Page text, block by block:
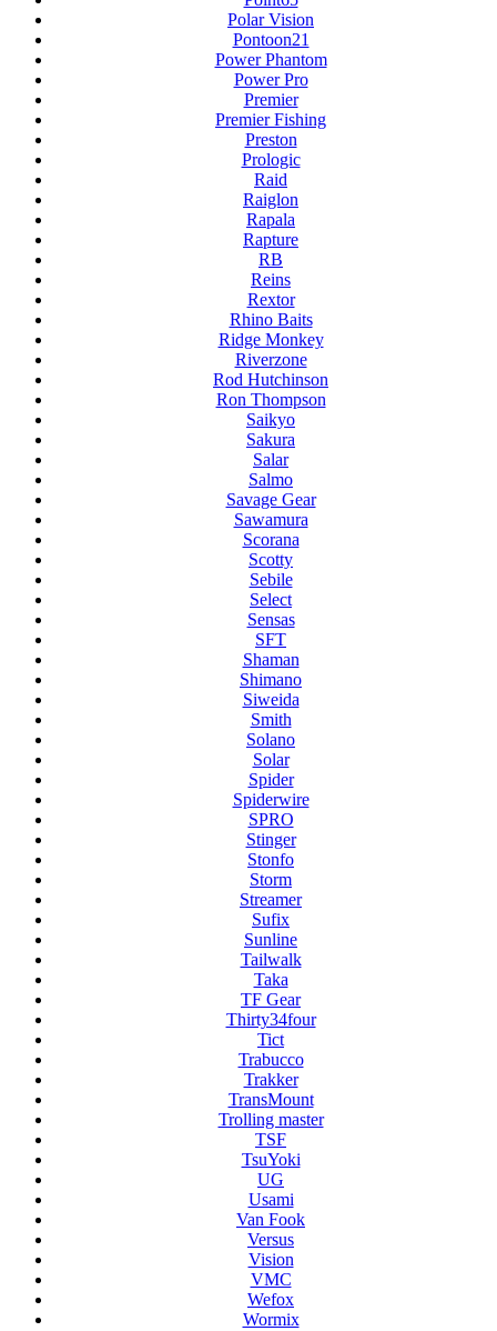
Polar Vision
Pontoon21
Power Phantom
Power Pro
Premier
Premier Fishing
Preston
Prologic
Raid
Raiglon
Rapala
Rapture
RB
Reins
Rextor
Rhino Baits
Ridge Monkey
Riverzone
Rod Hutchinson
Ron Thompson
Saikyo
Sakura
Salar
Salmo
Savage Gear
Sawamura
Scorana
Scotty
Sebile
Select
Sensas
SFT
Shaman
Shimano
Siweida
Smith
Solano
Solar
Spider
Spiderwire
SPRO
Stinger
Stonfo
Storm
Streamer
Sufix
Sunline
Tailwalk
Taka
TF Gear
Thirty34four
Tict
Trabucco
Trakker
TransMount
Trolling master
TSF
TsuYoki
UG
Usami
Van Fook
Versus
Vision
VMC
Wefox
Wormix